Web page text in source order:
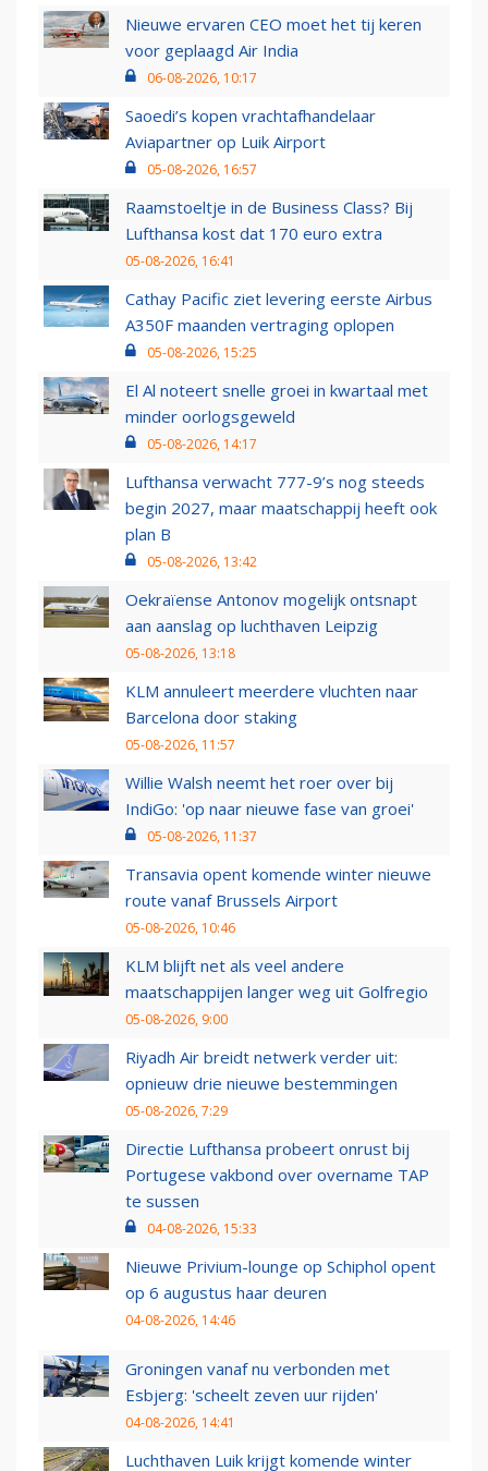
Nieuwe ervaren CEO moet het tij keren
voor geplaagd Air India
06-08-2026, 10:17
Saoedi’s kopen vrachtafhandelaar
Aviapartner op Luik Airport
05-08-2026, 16:57
Raamstoeltje in de Business Class? Bij
Lufthansa kost dat 170 euro extra
05-08-2026, 16:41
Cathay Pacific ziet levering eerste Airbus
A350F maanden vertraging oplopen
05-08-2026, 15:25
El Al noteert snelle groei in kwartaal met
minder oorlogsgeweld
05-08-2026, 14:17
Lufthansa verwacht 777-9’s nog steeds
begin 2027, maar maatschappij heeft ook
plan B
05-08-2026, 13:42
Oekraïense Antonov mogelijk ontsnapt
aan aanslag op luchthaven Leipzig
05-08-2026, 13:18
KLM annuleert meerdere vluchten naar
Barcelona door staking
05-08-2026, 11:57
Willie Walsh neemt het roer over bij
IndiGo: 'op naar nieuwe fase van groei'
05-08-2026, 11:37
Transavia opent komende winter nieuwe
route vanaf Brussels Airport
05-08-2026, 10:46
KLM blijft net als veel andere
maatschappijen langer weg uit Golfregio
05-08-2026, 9:00
Riyadh Air breidt netwerk verder uit:
opnieuw drie nieuwe bestemmingen
05-08-2026, 7:29
Directie Lufthansa probeert onrust bij
Portugese vakbond over overname TAP
te sussen
04-08-2026, 15:33
Nieuwe Privium-lounge op Schiphol opent
op 6 augustus haar deuren
04-08-2026, 14:46
Groningen vanaf nu verbonden met
Esbjerg: 'scheelt zeven uur rijden'
04-08-2026, 14:41
Luchthaven Luik krijgt komende winter